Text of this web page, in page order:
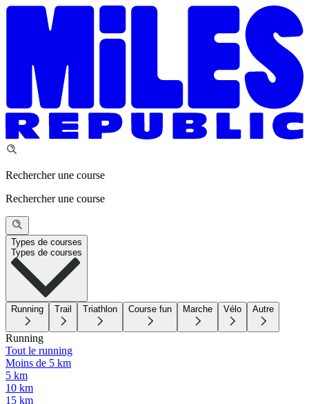
Rechercher une course
Rechercher une course
Types de courses
Types de courses
Running Trail Triathlon Course fun Marche Vélo Autre
Running
Tout le running
Moins de 5 km
5 km
10 km
15 km